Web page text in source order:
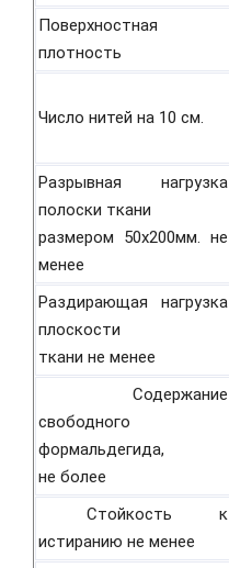
Поверхностная
плотность
Число нитей на 10 см.
Разрывная нагрузка
полоски ткани
размером 50х200мм. не
менее
Раздирающая нагрузка
плоскости
ткани не менее
Содержание
свободного
формальдегида,
не более
Стойкость к
истиранию не менее